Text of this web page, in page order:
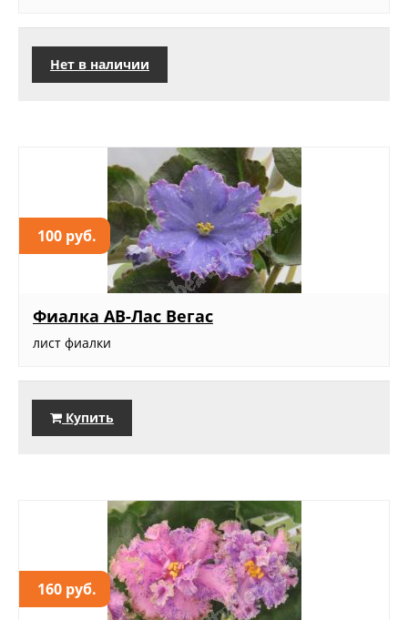
Нет в наличии
100 руб.
Фиалка АВ-Лас Вегас
лист фиалки
Купить
160 руб.